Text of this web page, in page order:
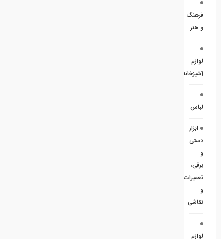
فرهنگ
و هنر
لوازم
آشپزخانه
لباس
ابزار
دستی
و
برقی،
تعمیرات
و
نقاشی
لوازم